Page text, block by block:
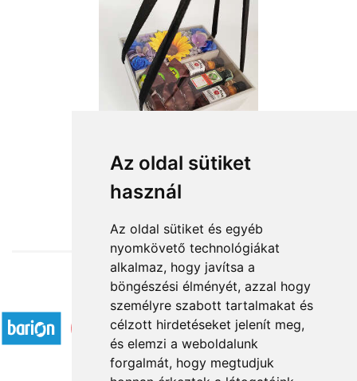
Az oldal sütiket
használ
Az oldal sütiket és egyéb
nyomkövető technológiákat
alkalmaz, hogy javítsa a
böngészési élményét, azzal hogy
személyre szabott tartalmakat és
célzott hirdetéseket jelenít meg,
és elemzi a weboldalunk
forgalmát, hogy megtudjuk
Tiszta szívvel
16 400 Ft-tól
Elfogadott fizetési módok